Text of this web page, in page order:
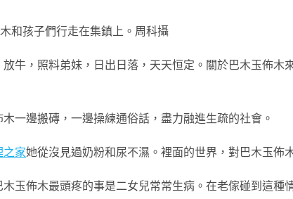
和孩子們行走在集鎮上。周科攝
牛，照料弟妹，日出日落，天天恒定。關於巴木玉佈
一邊搬磚，一邊操練通俗話，盡力融進生疏的社會。
之家她從沒見過奶粉和尿不濕。裡面的世界，對巴木玉佈
玉佈木最頭疼的事是二女兒常常生病。在老傢碰到這